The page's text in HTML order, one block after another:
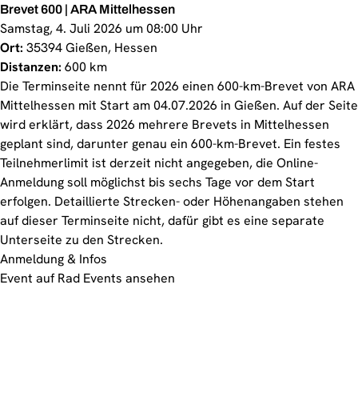
Brevet 600 | ARA Mittelhessen
Samstag, 4. Juli 2026 um 08:00 Uhr
Ort: 35394 Gießen, Hessen
Distanzen: 600 km
Die Terminseite nennt für 2026 einen 600-km-Brevet von ARA
Mittelhessen mit Start am 04.07.2026 in Gießen. Auf der Seite
wird erklärt, dass 2026 mehrere Brevets in Mittelhessen
geplant sind, darunter genau ein 600-km-Brevet. Ein festes
Teilnehmerlimit ist derzeit nicht angegeben, die Online-
Anmeldung soll möglichst bis sechs Tage vor dem Start
erfolgen. Detaillierte Strecken- oder Höhenangaben stehen
auf dieser Terminseite nicht, dafür gibt es eine separate
Unterseite zu den Strecken.
Anmeldung & Infos
Event auf Rad Events ansehen